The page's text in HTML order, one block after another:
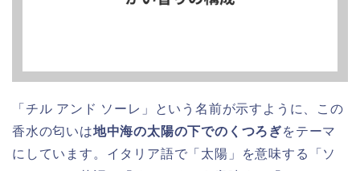
「チル アンド ソーレ」という名前が示すように、この
香水の匂いは地中海の太陽の下でのくつろぎをテーマ
にしています。イタリア語で「太陽」を意味する「ソ